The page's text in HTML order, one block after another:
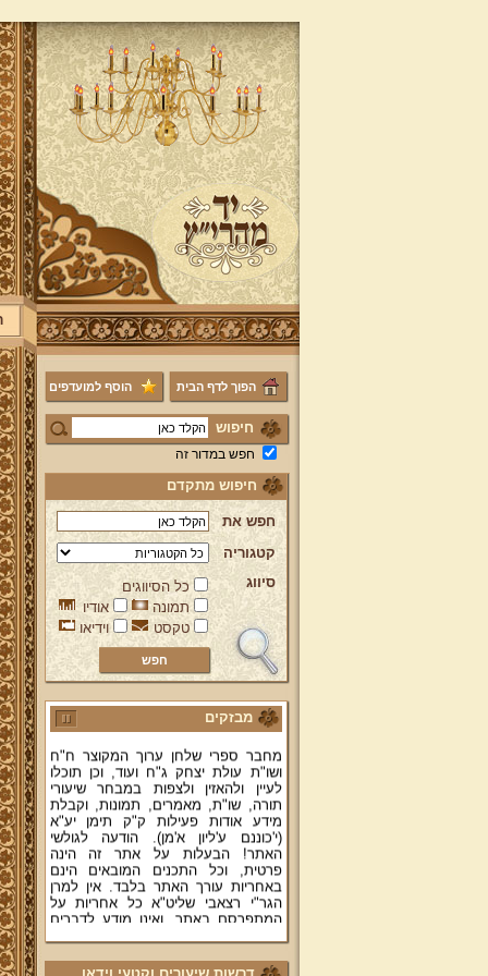
הפוך לדף הבית הוסף למועדפים
חיפוש
חפש במדור זה
חיפוש מתקדם
חפש את
קטגוריה
סיווג
כל הסיווגים
תמונה
אודיו
טקסט
וידיאו
מבזקים
ברוכים הבאים לאתר מהרי"ץ
יד מהרי"ץ - פורטל תורני למורשת יהדות
תימן, האתר הרשמי להנצחת מורשתו
של גאון רבני תימן ותפארתם מהרי"ץ
זצוק"ל. באתר תמצאו גם תכנים תורניים
והלכתיים רבים של מרן הגאון הרב יצחק
רצאבי שליט"א - פוסק עדת תימן,
מחבר ספרי שלחן ערוך המקוצר ח"ח
ושו"ת עולת יצחק ג"ח ועוד, וכן תוכלו
לעיין ולהאזין ולצפות במבחר שיעורי
תורה, שו"ת, מאמרים, תמונות, וקבלת
מידע אודות פעילות ק"ק תימן יע"א
(י'כוננם ע'ליון א'מן). הודעה לגולשי
האתר! הבעלות על אתר זה הינה
פרטית, וכל התכנים המובאים הינם
באחריות עורך האתר בלבד. אין למרן
הגר"י רצאבי שליט"א כל אחריות על
המתפרסם באתר, ואינו מודע לדברים
המפורסמים בו.
פניה נרגשת אל אחינו בני עדת תימן